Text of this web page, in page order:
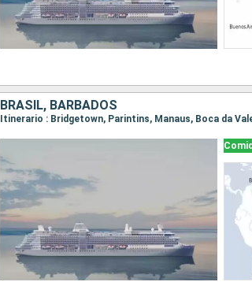
BRASIL, BARBADOS
Itinerario : Bridgetown, Parintins, Manaus, Boca da